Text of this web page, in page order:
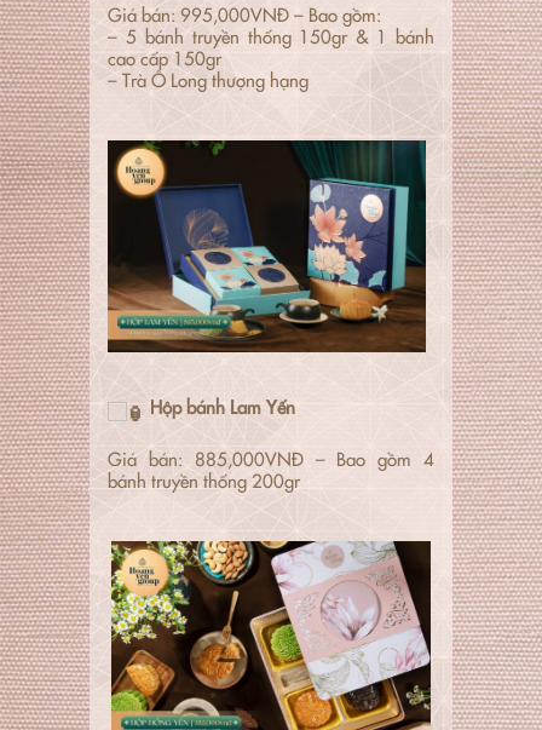
Giá bán: 995,000VNĐ – Bao gồm:
– 5 bánh truyền thống 150gr & 1 bánh
cao cấp 150gr
– Trà Ô Long thượng hạng
Hộp bánh Lam Yến
Giá bán: 885,000VNĐ – Bao gồm 4
bánh truyền thống 200gr